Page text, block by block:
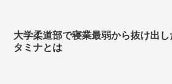
大学柔道部で寝業最弱から抜け出
タミナとは